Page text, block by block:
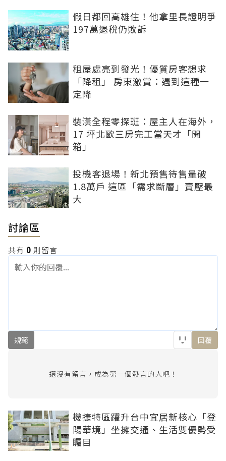
假日都回高雄住！他拿里長證明爭
197萬退稅仍敗訴
租屋處亮到發光！優質房客想求
「降租」 房東激賞：遇到這種一
定降
裝潢全程零探班：屋主人在海外，
17 坪北歐三房完工當天才「開
箱」
投機客退場！新北預售待售量破
1.8萬戶 這區「需求斷層」賣壓最
大
討論區
共有 0 則留言
規範 回覆
還沒有留言，成為第一個發言的人吧！
機捷特區躍升台中宜居新核心「登
陽華境」坐擁交通、生活雙優勢受
矚目